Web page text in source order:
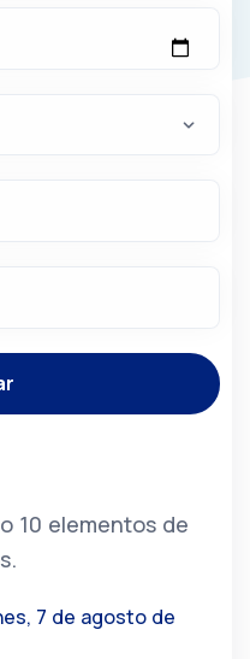
10 elementos de
7 de agosto de